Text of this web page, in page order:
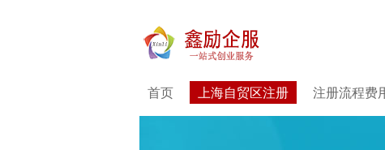
首页 上海自贸区注册 注册流程费